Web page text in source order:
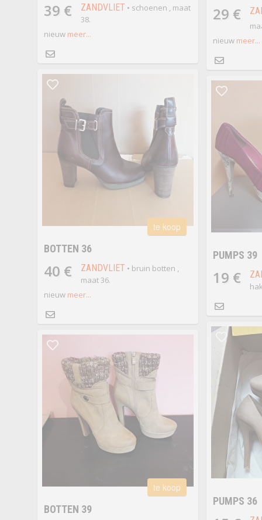
39 € ZANDVLIET • schoenen , maat
38.
nieuw meer...
29 €
nieuw meer...
te koop
BOTTEN 36
40 € ZANDVLIET • bruin botten ,
maat 36.
nieuw meer...
PUMPS 39
19 €
PUMPS 36
te koop
BOTTEN 39